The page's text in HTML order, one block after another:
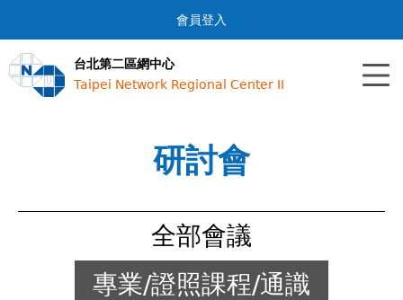
Jump to navigation
會員登入
台北第二區網中心
Taipei Network Regional Center II
研討會
全部會議
專業/證照課程/通識